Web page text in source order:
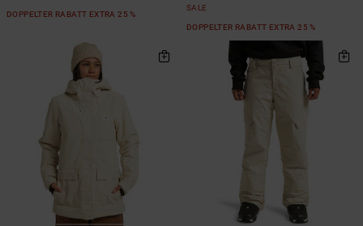
DOPPELTER RABATT EXTRA 25 %
SALE
DOPPELTER RABATT EXTRA 25 %